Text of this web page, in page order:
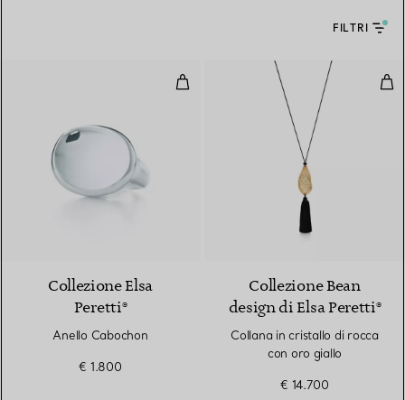
FILTRI
Anello Cabochon
Collezione Elsa
Peretti®
Anello Cabochon
€ 1.800
Collezione Bean
design di Elsa Peretti®
Collana in cristallo di rocca
con oro giallo
€ 14.700